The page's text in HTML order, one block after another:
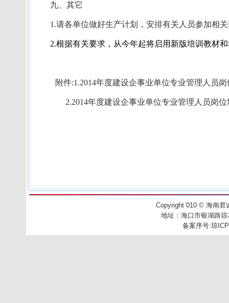
九、其它
1.请各单位做好生产计划，安排有关人员参加相
2.根据有关要求，从今年起将启用新版培训教材
附件:1.2014年度建设企事业单位专业管理人员
2.2014年度建设企事业单位专业管理人员岗
Copyright 010 © 海南君
地址： 海口市银湖路
备案序号:琼